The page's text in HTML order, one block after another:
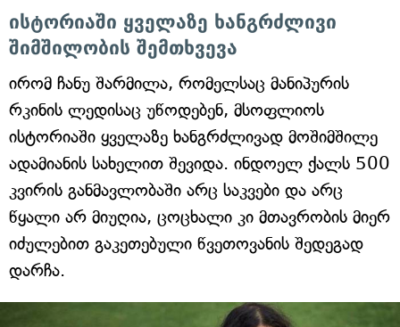
ისტორიაში ყველაზე ხანგრძლივი
შიმშილობის შემთხვევა
ირომ ჩანუ შარმილა, რომელსაც მანიპურის
რკინის ლედისაც უწოდებენ, მსოფლიოს
ისტორიაში ყველაზე ხანგრძლივად მოშიმშილე
ადამიანის სახელით შევიდა. ინდოელ ქალს 500
კვირის განმავლობაში არც საკვები და არც
წყალი არ მიუღია, ცოცხალი კი მთავრობის მიერ
იძულებით გაკეთებული წვეთოვანის შედეგად
დარჩა.